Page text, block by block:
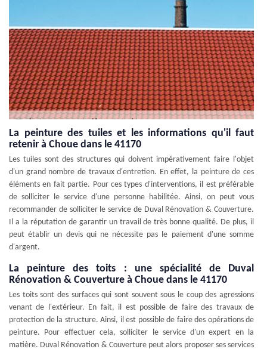
La peinture des tuiles et les informations qu'il faut
retenir à Choue dans le 41170
Les tuiles sont des structures qui doivent impérativement faire l'objet
d'un grand nombre de travaux d'entretien. En effet, la peinture de ces
éléments en fait partie. Pour ces types d'interventions, il est préférable
de solliciter le service d'une personne habilitée. Ainsi, on peut vous
recommander de solliciter le service de Duval Rénovation & Couverture.
Il a la réputation de garantir un travail de très bonne qualité. De plus, il
peut établir un devis qui ne nécessite pas le paiement d'une somme
d'argent.
La peinture des toits : une spécialité de Duval
Rénovation & Couverture à Choue dans le 41170
Les toits sont des surfaces qui sont souvent sous le coup des agressions
venant de l'extérieur. En fait, il est possible de faire des travaux de
protection de la structure. Ainsi, il est possible de faire des opérations de
peinture. Pour effectuer cela, solliciter le service d'un expert en la
matière. Duval Rénovation & Couverture peut alors proposer ses services